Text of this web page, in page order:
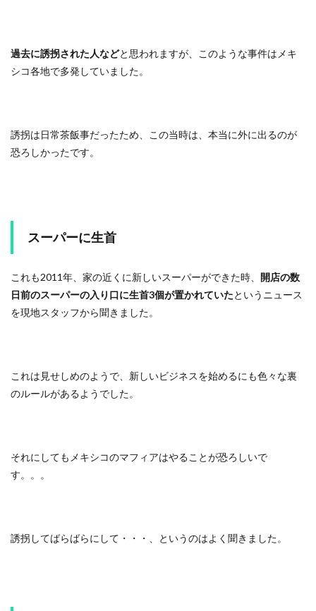
過去に誘拐された人などと思われますが、このような事件はメキ
シコ各地で多発していました。
誘拐は日常茶飯事だったため、この当時は、本当に外に出るのが
恐ろしかったです。
スーパーに生首
これも2011年、家の近くに新しいスーパーができた時、 開店の数
日前のスーパーの入り口に生首3個が置かれていたというニュース
を現地スタッフから聞きました。
これは見せしめのようで、新しいビジネスを始めるにも色々な裏
のルールがあるようでした。
それにしてもメキシコのマフィアはやることが恐ろしいで
す。。。
誘拐してばらばらにして・・・、というのはよく聞きました。